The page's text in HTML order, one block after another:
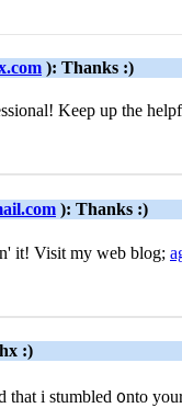
): Thanks :)
Keep up the
): Thanks :)
it! Visit my web blog;
:)
that i stumbled ᧐ntо